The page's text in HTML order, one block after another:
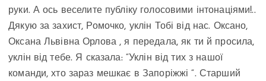
руки. А ось веселите публіку голосовими інтонаціями!..
Дякую за захист, Ромочко, уклін Тобі від нас. Оксано,
Оксана Львівна Орлова , я передала, як ти й просила,
уклін від тебе. Я сказала: “Уклін від тих з нашої
команди, хто зараз мешкає в Запоріжжі “. Старший